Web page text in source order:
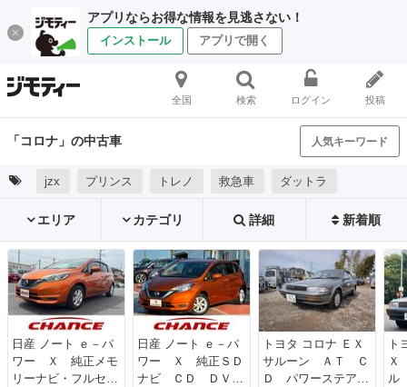
アプリならお得な情報を見逃さない！
インストール アプリで開く
全国 検索 ログイン 投稿
「コロナ」の中古車 人気キーワード
jzx プリンス トレノ 救急車 ダットラ
エリア カテゴリ 詳細 新着順
日産 ノート ｅ－パ
ワー Ｘ 純正メモ
リーナビ・フルセ
日産 ノート ｅ－パ
ワー Ｘ 純正ＳＤ
ナビ ＣＤ ＤＶ
トヨタ コロナ ＥＸ
サルーン ＡＴ Ｃ
Ｄ パワーステアリ
ト
Ｘ
ル